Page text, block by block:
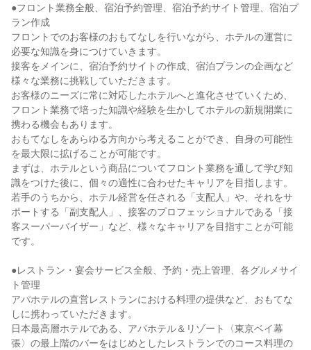
●フロント業務全般、宿泊予約管理、宿泊予約サイト管理、宿泊プ
ラン作成
フロントでのお客様のおもてなしを行いながら、ホテルの運営に
必要な知識を身につけていきます。
接客をメインに、宿泊予約サイトの作成、宿泊プランの企画など
様々な業務に挑戦していただきます。
お客様のニーズに常に対応したホテルへと進化させていくため、
フロント業務で培った知識や経験を生かしてホテルの新規開業に
携わる機会もあります。
おもてなしをあらゆる方向から考えることができ、自身の可能性
を最大限に拡げることが可能です。
まずは、ホテルという商品についてフロント業務を通して学び知
識をつけた後に、個々の適性に合わせたキャリアを目指します。
若手のうちから、ホテル経営を任される「支配人」や、それをサ
ポートする「副支配人」、接客のプロフェッショナルである「接
客スーパーバイザー」など、様々なキャリアを目指すことが可能
です。
●レストラン・宴会サービス全般、予約・売上管理、各グルメサイ
ト管理
アパホテルの直営レストランにおける料理の提供など、おもてな
しに携わっていただきます。
日本最高層ホテルである、アパホテル＆リゾート〈東京ベイ幕
張〉の最上階のバーをはじめとしたレストランでのコース料理の